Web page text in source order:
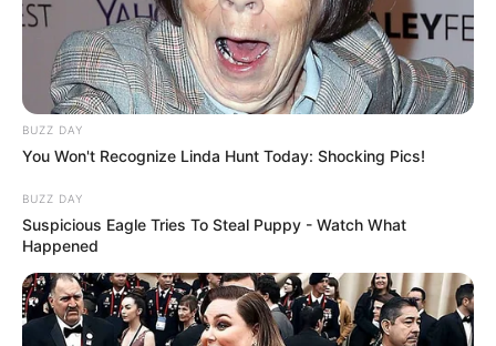
8 Kata Lucu Seputar Malam
Minggu ala Jomblo yang Bikin
Ngenes
10 Desain Kanopi Tempat
Tidur, Serasa Beristirahat di
Kamar Raja
BUZZ DAY
You Won't Recognize Linda Hunt Today: Shocking Pics!
BUZZ DAY
Suspicious Eagle Tries To Steal Puppy - Watch What
Happened